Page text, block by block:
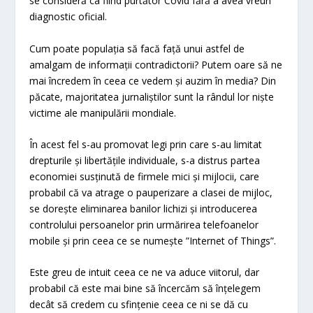
diagnostic oficial.
Cum poate populația să facă față unui astfel de
amalgam de informații contradictorii? Putem oare să ne
mai încredem în ceea ce vedem și auzim în media? Din
păcate, majoritatea jurnaliștilor sunt la rândul lor niște
victime ale manipulării mondiale.
În acest fel s-au promovat legi prin care s-au limitat
drepturile și libertățile individuale, s-a distrus partea
economiei susținută de firmele mici și mijlocii, care
probabil că va atrage o pauperizare a clasei de mijloc,
se dorește eliminarea banilor lichizi și introducerea
controlului persoanelor prin urmărirea telefoanelor
mobile și prin ceea ce se numește ”Internet of Things”.
Este greu de intuit ceea ce ne va aduce viitorul, dar
probabil că este mai bine să încercăm să înțelegem
decât să credem cu sfințenie ceea ce ni se dă cu